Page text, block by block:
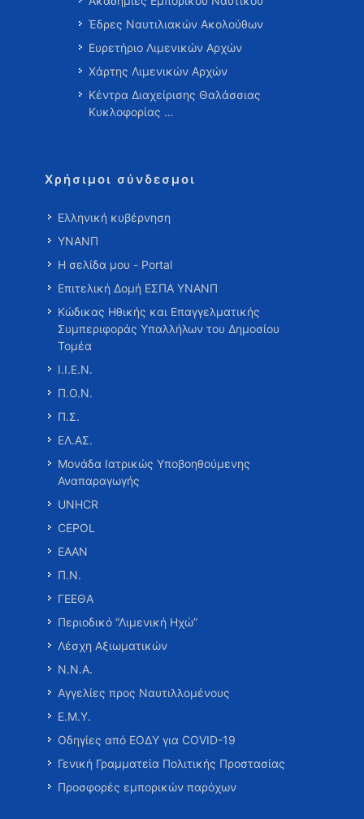
Έδρες Ναυτιλιακών Ακολούθων
Ευρετήριο Λιμενικών Αρχών
Χάρτης Λιμενικών Αρχών
Κέντρα Διαχείρισης Θαλάσσιας
Κυκλοφορίας …
Χρήσιμοι σύνδεσμοι
Ελληνική κυβέρνηση
ΥΝΑΝΠ
Η σελίδα μου - Portal
Επιτελική Δομή ΕΣΠΑ ΥΝΑΝΠ
Κώδικας Ηθικής και Επαγγελματικής
Συμπεριφοράς Υπαλλήλων του Δημοσίου
Τομέα
Ι.Ι.Ε.Ν.
Π.Ο.Ν.
Π.Σ.
ΕΛ.ΑΣ.
Μονάδα Ιατρικώς Υποβοηθούμενης
Αναπαραγωγής
UNHCR
CEPOL
ΕΑΑΝ
Π.Ν.
ΓΕΕΘΑ
Περιοδικό “Λιμενική Ηχώ”
Λέσχη Αξιωματικών
Ν.Ν.Α.
Αγγελίες προς Ναυτιλλομένους
Ε.Μ.Υ.
Οδηγίες από ΕΟΔΥ για COVID-19
Γενική Γραμματεία Πολιτικής Προστασίας
Προσφορές εμπορικών παρόχων